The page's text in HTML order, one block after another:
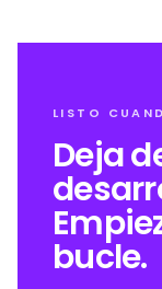
LISTO
Deja
bucle.